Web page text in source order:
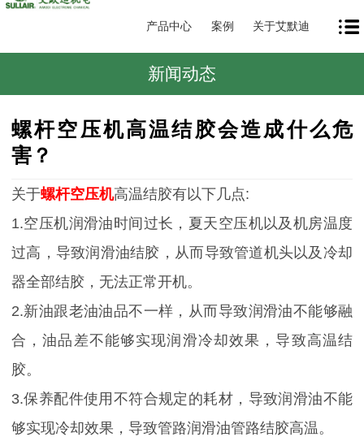
产品中心 案例 关于艾默迪
新闻动态
螺杆空压机高温结胶会造成什么危
害？
关于螺杆空压机高温结胶有以下几点:
1.空压机润滑油时间过长，夏天空压机以及机房温度
过高，导致润滑油结胶，从而导致管道机头以及冷却
器全部结胶，无法正常开机。
2.新油跟老油油品不一样，从而导致润滑油不能够融
合，油品差不能够实现润滑冷却效果，导致高温结
胶。
3.保养配件使用不符合规定的耗材，导致润滑油不能
够实现冷却效果，导致管路润滑油管路结胶高温。